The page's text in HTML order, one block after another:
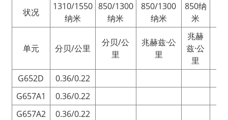
状况
1310/1550
纳米
850/1300
纳米
850/1300
纳米
850纳
米
单元 分贝/公里
分贝/公
里
兆赫兹·公
里
兆赫
兹·公
里
G652D
0.36/0.22
G657A1
0.36/0.22
G657A2
0.36/0.22